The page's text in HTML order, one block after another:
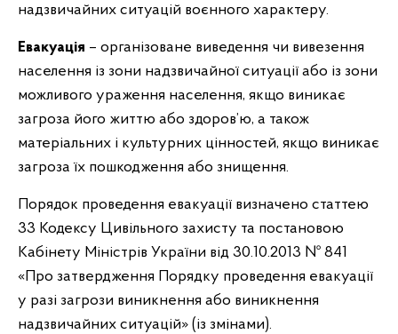
надзвичайних ситуацій воєнного характеру.
Евакуація – організоване виведення чи вивезення
населення із зони надзвичайної ситуації або із зони
можливого ураження населення, якщо виникає
загроза його життю або здоров’ю, а також
матеріальних і культурних цінностей, якщо виникає
загроза їх пошкодження або знищення.
Порядок проведення евакуації визначено статтею
33 Кодексу Цивільного захисту та постановою
Кабінету Міністрів України від 30.10.2013 № 841
«Про затвердження Порядку проведення евакуації
у разі загрози виникнення або виникнення
надзвичайних ситуацій» (із змінами).